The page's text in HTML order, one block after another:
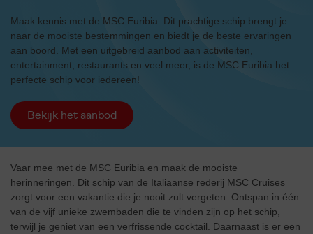
Maak kennis met de MSC Euribia. Dit prachtige schip brengt je
naar de mooiste bestemmingen en biedt je de beste ervaringen
aan boord. Met een uitgebreid aanbod aan activiteiten,
entertainment, restaurants en veel meer, is de MSC Euribia het
perfecte schip voor iedereen!
Bekijk het aanbod
Vaar mee met de MSC Euribia en maak de mooiste
herinneringen. Dit schip van de Italiaanse rederij MSC Cruises
zorgt voor een vakantie die je nooit zult vergeten. Ontspan in één
van de vijf unieke zwembaden die te vinden zijn op het schip,
terwijl je geniet van een verfrissende cocktail. Daarnaast is er een